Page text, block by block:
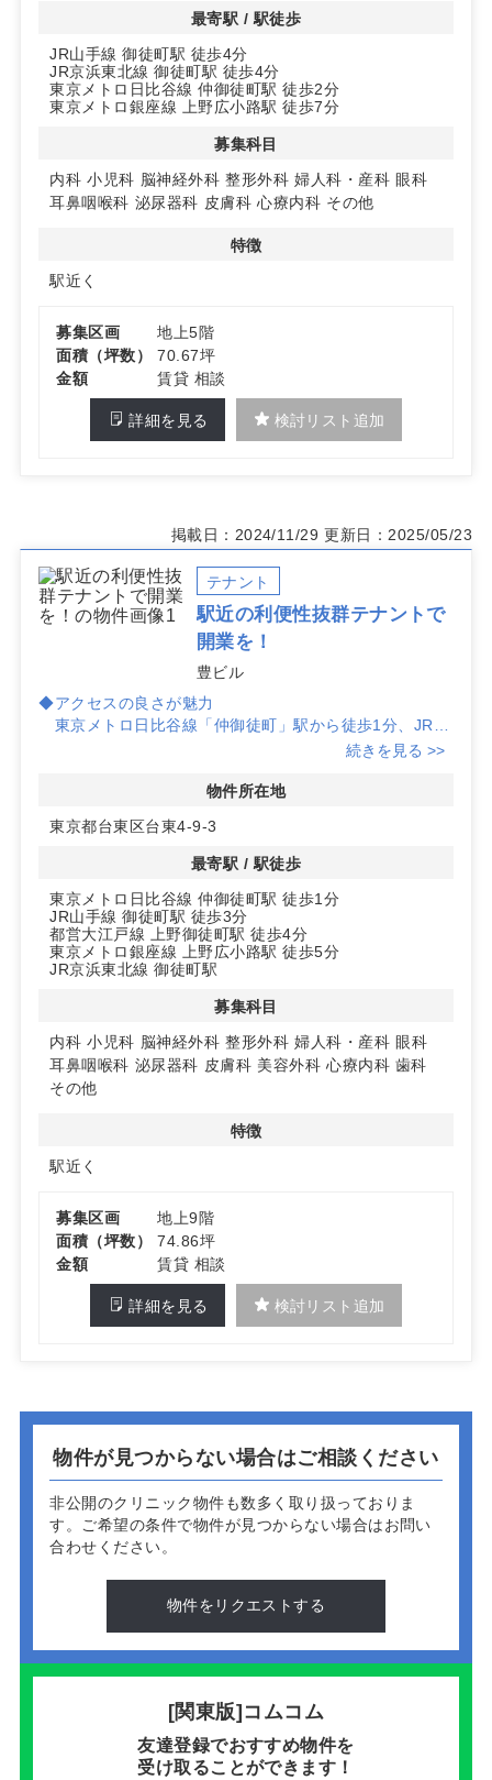
「ザイマックス東上野ビル」地上5階区画。エレベーター
竣工）で、患者動線に配慮したフロア計画を検討しやすい
環境です。所在地は東京都台東区東上野1-11-4です。
入居時期は2026年10月1日予定。内科・小児科・耳鼻咽
で、駅近立地を生かした通院動線の確保が図れます。保証
金は12ヶ月です。
詳細はお問い合わせください。
最寄駅 / 駅徒歩
JR山手線 御徒町駅 徒歩4分
JR京浜東北線 御徒町駅 徒歩4分
東京メトロ日比谷線 仲御徒町駅 徒歩2分
東京メトロ銀座線 上野広小路駅 徒歩7分
募集科目
内科 小児科 脳神経外科 整形外科 婦人科・産科 眼科
耳鼻咽喉科 泌尿器科 皮膚科 心療内科 その他
特徴
駅近く
募集区画
地上5階
面積（坪数）
70.67坪
金額
賃貸 相談
詳細を見る 検討リスト追加
掲載日：2024/11/29 更新日：2025/05/23
テナント
駅近の利便性抜群テナントで
開業を！
豊ビル
◆アクセスの良さが魅力
東京メトロ日比谷線「仲御徒町」駅から徒歩1分、JR山
手線「御徒町」駅から徒歩3分と、複数の主要路線が利用
◆幅広い診療科目に対応可能
内科や小児科、整形外科など多様な診療科目に対応でき
い患者層をターゲットにしたクリニック運営が可能です。
◆利便性と快適性を兼ね備えた物件
駐車場やエレベーター完備で、患者さんにとってもスタ
詳細はお問い合わせください！
続きを見る >>
物件所在地
東京都台東区台東4-9-3
最寄駅 / 駅徒歩
東京メトロ日比谷線 仲御徒町駅 徒歩1分
JR山手線 御徒町駅 徒歩3分
都営大江戸線 上野御徒町駅 徒歩4分
東京メトロ銀座線 上野広小路駅 徒歩5分
JR京浜東北線 御徒町駅
募集科目
内科 小児科 脳神経外科 整形外科 婦人科・産科 眼科
耳鼻咽喉科 泌尿器科 皮膚科 美容外科 心療内科 歯科
その他
特徴
駅近く
募集区画
地上9階
面積（坪数）
74.86坪
金額
賃貸 相談
詳細を見る 検討リスト追加
物件が見つからない場合はご相談ください
非公開のクリニック物件も数多く取り扱っておりま
す。 ご希望の条件で物件が見つからない場合はお問い
合わせください。
物件をリクエストする
[関東版]コムコム
友達登録でおすすめ物件を
受け取ることができます！